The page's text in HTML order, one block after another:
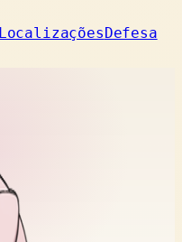
LocalizaçõesDefesa